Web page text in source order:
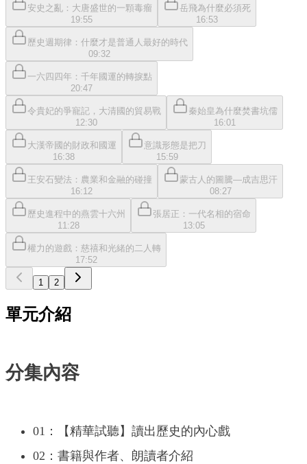
安史之亂：大唐盛世的一顆毒瘤
19:55
岳飛為什麼必須死
16:53
歷史週期律：什麼才是普通人最好的時代
09:32
一六四四年：千年國運的轉捩點
20:47
令貴妃的爭寵記，大清國的貿易戰
12:30
秦始皇為什麼焚書坑儒
16:01
大漢帝國的財政和國運
16:38
意識形態是把刀
15:59
王安石變法：農業和金融的碰撞
16:12
蒙古人的圖騰—成吉思汗
08:27
歷史進程中的燕雲十六州
11:28
張居正：一代名相的宿命
13:05
權力的遊戲：慈禧和光緒的二人轉
17:52
1 2
單元介紹
分集內容
01：【精華試聽】讀出歷史的內心戲
02：書籍與作者、朗讀者介紹